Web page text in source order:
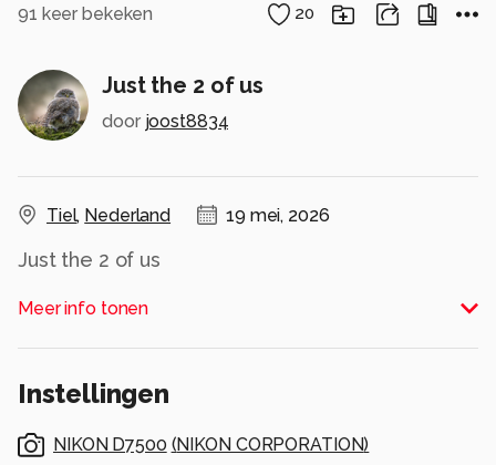
91 keer bekeken 20
Just the 2 of us
door joost8834
Tiel, Nederland 19 mei, 2026
Just the 2 of us
Alle rechten voorbehouden
Meer info tonen
Instellingen
NIKON D7500 (NIKON CORPORATION)